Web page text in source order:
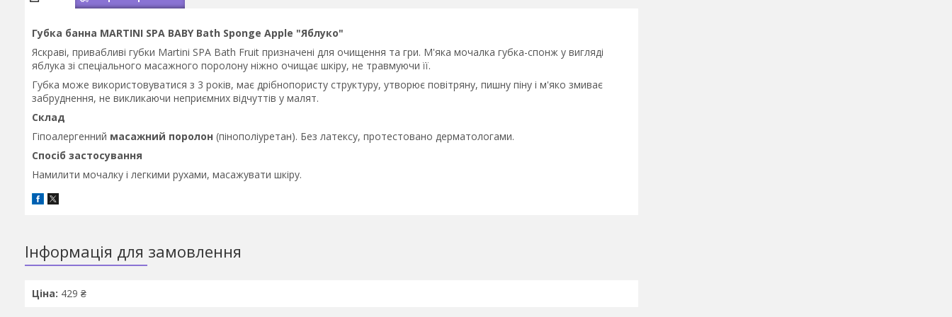
Губка банна MARTINI SPA BABY Bath Sponge Apple "Яблуко"
Яскраві, привабливі губки Martini SРА Bath Fruit призначені для очищення та гри. М'яка мочалка губка-спонж у вигляді
яблука зі спеціального масажного поролону ніжно очищає шкіру, не травмуючи її.
Губка може використовуватися з 3 років, має дрібнопористу структуру, утворює повітряну, пишну піну і м'яко змиває
забруднення, не викликаючи неприємних відчуттів у малят.
Склад
Гіпоалергенний масажний поролон (пінополіуретан). Без латексу, протестовано дерматологами.
Спосіб застосування
Намилити мочалку і легкими рухами, масажувати шкіру.
Інформація для замовлення
Ціна: 429 ₴